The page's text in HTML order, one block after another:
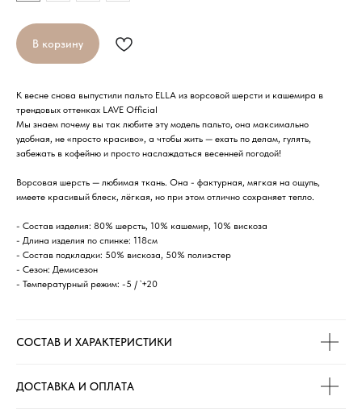
В корзину
К весне снова выпустили пальто ELLA из ворсовой шерсти и кашемира в
трендовых оттенках LAVE Official
Мы знаем почему вы так любите эту модель пальто, она максимально
удобная, не «просто красиво», а чтобы жить — ехать по делам, гулять,
забежать в кофейню и просто наслаждаться весенней погодой!
Ворсовая шерсть — любимая ткань. Она - фактурная, мягкая на ощупь,
имеете красивый блеск, лёгкая, но при этом отлично сохраняет тепло.
- Состав изделия: 80% шерсть, 10% кашемир, 10% вискоза
- Длина изделия по спинке: 118см
- Состав подкладки: 50% вискоза, 50% полиэстер
- Сезон: Демисезон
- Температурный режим: -5 / `+20
СОСТАВ И ХАРАКТЕРИСТИКИ
ДОСТАВКА И ОПЛАТА